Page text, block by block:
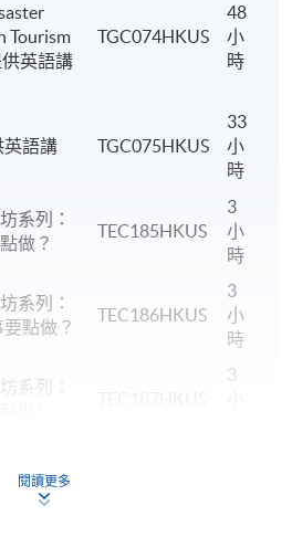
Tourism
英語講
TGC074HKUS
48
小
時
英語講
TGC075HKUS
33
小
時
系列：
做？
TEC185HKUS
3
小
時
系列：
點做？
TEC186HKUS
3
小
時
系列：
3
系列：
做？
閱讀更多